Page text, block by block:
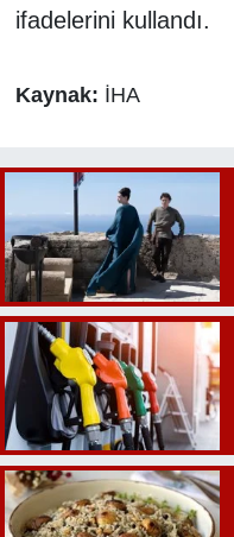
ifadelerini kullandı.
Kaynak: İHA